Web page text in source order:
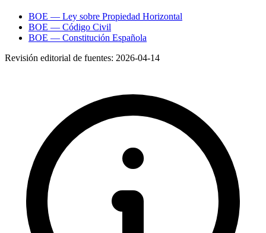
BOE — Ley sobre Propiedad Horizontal
BOE — Código Civil
BOE — Constitución Española
Revisión editorial de fuentes: 2026-04-14